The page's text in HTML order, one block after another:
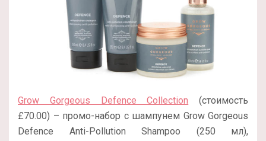
Grow Gorgeous Defence Collection (стоимость
£70.00) – промо-набор с шампунем Grow Gorgeous
Defence Anti-Pollution Shampoo (250 мл),